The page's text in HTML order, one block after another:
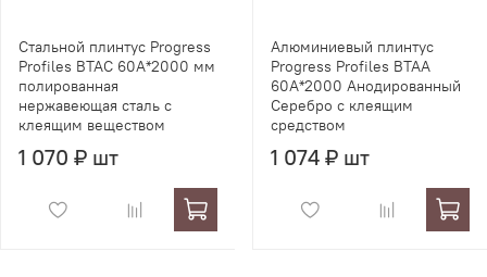
Стальной плинтус Progress
Profiles BTAC 60А*2000 мм
полированная
нержавеющая сталь с
клеящим веществом
1 070 ₽ шт
Алюминиевый плинтус
Progress Profiles BTAA
60А*2000 Анодированный
Серебро с клеящим
средством
1 074 ₽ шт